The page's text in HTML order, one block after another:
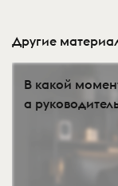
Другие
В какой
а